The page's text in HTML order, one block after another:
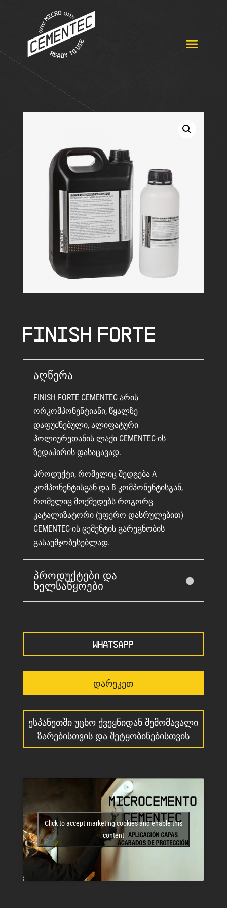
Finish Forte
აღწერა
FINISH FORTE CEMENTEC არის
ორკომპონენტიანი, წყალზე
დაფუძნებული, ალიფატური
პოლიურეთანის ლაქი CEMENTEC-ის
ზედაპირის დასაცავად.
პროდუქტი, რომელიც შედგება A
კომპონენტისგან და B კომპონენტისგან,
რომელიც მოქმედებს როგორც
კატალიზატორი (უფერო დასრულებით)
CEMENTEC-ის ცემენტის გარეგნობის
გასაუმჯობესებლად.
პროდუქტები და
ხელსაწყოები
WHATSAPP
ᲓᲐᲠᲔᲙᲔᲗ
ᲔᲡᲞᲐᲜᲔᲗᲨᲘ ᲣᲪᲮᲝ ᲥᲕᲔᲧᲜᲘᲓᲐᲜ ᲨᲔᲛᲝᲛᲐᲕᲐᲚᲘ
ᲖᲐᲠᲔᲑᲘᲡᲗᲕᲘᲡ ᲓᲐ ᲨᲔᲢᲧᲝᲑᲘᲜᲔᲑᲘᲡᲗᲕᲘᲡ
Click to accept marketing cookies and enable this
content